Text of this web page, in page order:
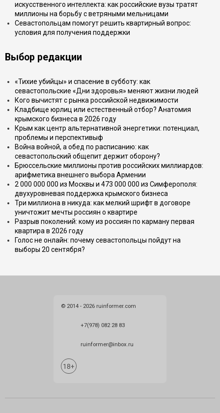
искусственного интеллекта: как российские вузы тратят
миллионы на борьбу с ветряными мельницами
Севастопольцам помогут решить квартирный вопрос:
условия для получения поддержки
Выбор редакции
«Тихие убийцы» и спасение в субботу: как
севастопольские «Дни здоровья» меняют жизни людей
Кого вычистят с рынка российской недвижимости
Кладбище юрлиц или естественный отбор? Анатомия
крымского бизнеса в 2026 году
Крым как центр альтернативной энергетики: потенциал,
проблемы и перспективыф
Война войной, а обед по расписанию: как
севастопольский общепит держит оборону?
Брюссельские миллионы против российских миллиардов:
арифметика внешнего выбора Армении
2 000 000 000 из Москвы и 473 000 000 из Симферополя:
двухуровневая поддержка крымского бизнеса
Три миллиона в никуда: как мелкий шрифт в договоре
уничтожит мечты россиян о квартире
Разрыв поколений: кому из россиян по карману первая
квартира в 2026 году
Голос не онлайн: почему севастопольцы пойдут на
выборы 20 сентября?
© 2014 - 2026 ruinformer.com
+7(978) 082 28 83
ruinformer@inbox.ru